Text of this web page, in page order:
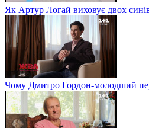
Як Артур Логай виховує двох
Чому Дмитро Гордон-молодший